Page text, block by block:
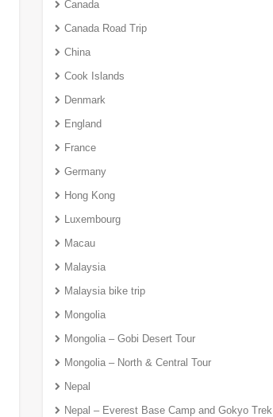
Canada
Canada Road Trip
China
Cook Islands
Denmark
England
France
Germany
Hong Kong
Luxembourg
Macau
Malaysia
Malaysia bike trip
Mongolia
Mongolia – Gobi Desert Tour
Mongolia – North & Central Tour
Nepal
Nepal – Everest Base Camp and Gokyo Trek